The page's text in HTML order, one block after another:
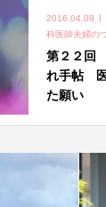
2016.04.09
科医師夫婦の
第２２回
れ手帖 医
た願い